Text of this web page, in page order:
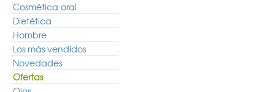
Cosmética oral
Dietética
Hombre
Los más vendidos
Novedades
Ofertas